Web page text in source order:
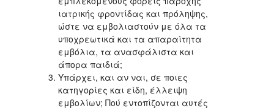
ιατρικής φροντίδας και πρόληψης,
ώστε να εμβολιαστούν με όλα τα
υποχρεωτικά και τα απαραίτητα
εμβόλια, τα ανασφάλιστα και
άπορα παιδιά;
Υπάρχει, και αν ναι, σε ποιες
κατηγορίες και είδη, έλλειψη
εμβολίων; Πού εντοπίζονται αυτές